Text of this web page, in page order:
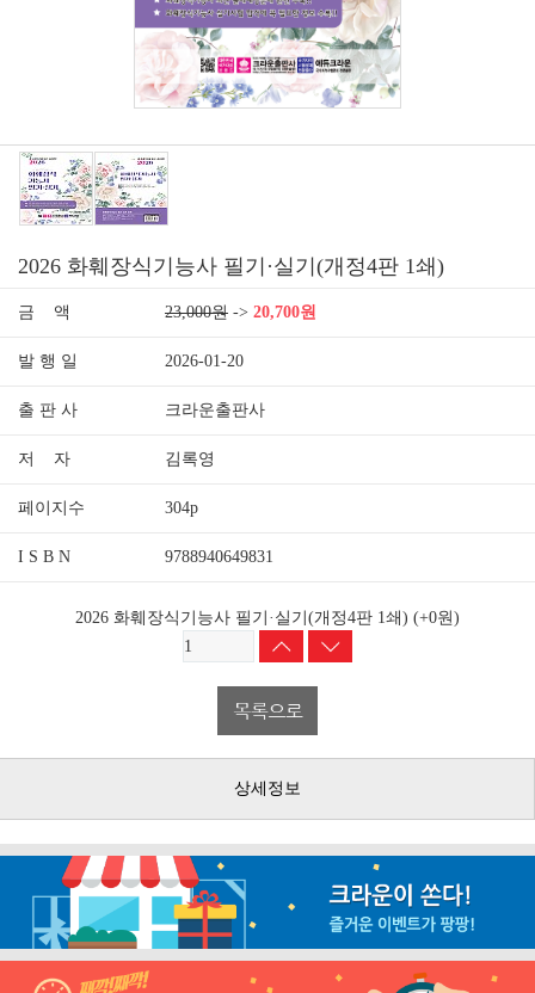
2026 화훼장식기능사 필기·실기(개정4판 1쇄)
금 액 23,000원 -> 20,700원
발 행 일 2026-01-20
출 판 사 크라운출판사
저 자 김록영
페이지수 304p
I S B N 9788940649831
2026 화훼장식기능사 필기·실기(개정4판 1쇄) (+0원)
상세정보